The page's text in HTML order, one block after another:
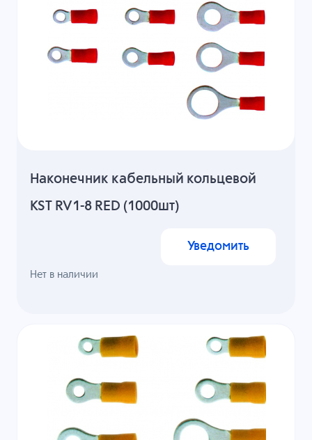
Наконечник кабельный кольцевой
KST RV1-8 RED (1000шт)
Нет в наличии
Уведомить